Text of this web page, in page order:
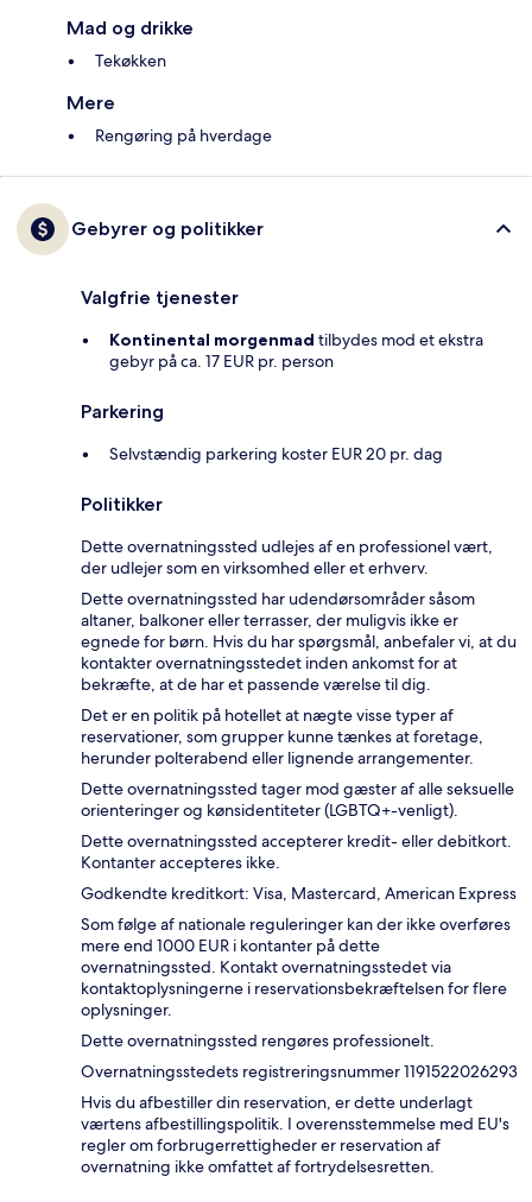
Mad og drikke
Tekøkken
Mere
Rengøring på hverdage
Gebyrer og politikker
Valgfrie tjenester
Kontinental morgenmad tilbydes mod et ekstra
gebyr på ca. 17 EUR pr. person
Parkering
Selvstændig parkering koster EUR 20 pr. dag
Politikker
Dette overnatningssted udlejes af en professionel vært,
der udlejer som en virksomhed eller et erhverv.
Dette overnatningssted har udendørsområder såsom
altaner, balkoner eller terrasser, der muligvis ikke er
egnede for børn. Hvis du har spørgsmål, anbefaler vi, at du
kontakter overnatningsstedet inden ankomst for at
bekræfte, at de har et passende værelse til dig.
Det er en politik på hotellet at nægte visse typer af
reservationer, som grupper kunne tænkes at foretage,
herunder polterabend eller lignende arrangementer.
Dette overnatningssted tager mod gæster af alle seksuelle
orienteringer og kønsidentiteter (LGBTQ+-venligt).
Dette overnatningssted accepterer kredit- eller debitkort.
Kontanter accepteres ikke.
Godkendte kreditkort: Visa, Mastercard, American Express
Som følge af nationale reguleringer kan der ikke overføres
mere end 1000 EUR i kontanter på dette
overnatningssted. Kontakt overnatningsstedet via
kontaktoplysningerne i reservationsbekræftelsen for flere
oplysninger.
Dette overnatningssted rengøres professionelt.
Overnatningsstedets registreringsnummer 1191522026293
Hvis du afbestiller din reservation, er dette underlagt
værtens afbestillingspolitik. I overensstemmelse med EU's
regler om forbrugerrettigheder er reservation af
overnatning ikke omfattet af fortrydelsesretten.